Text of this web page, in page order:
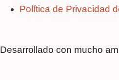
Política de Privacidad
Desarrollado con mucho